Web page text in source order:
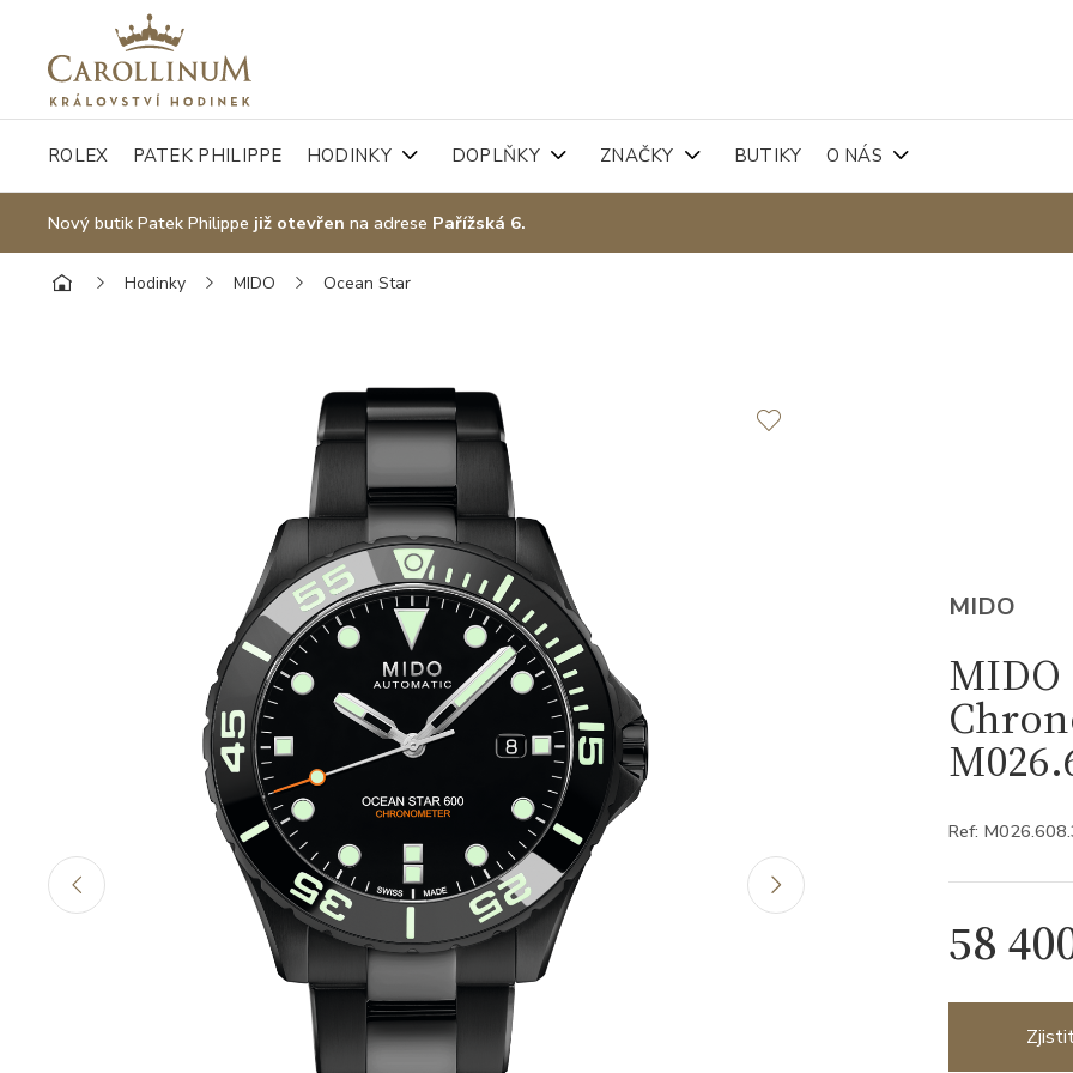
ROLEX PATEK PHILIPPE HODINKY DOPLŇKY ZNAČKY BUTIKY O NÁS
Nový butik Patek Philippe již otevřen na adrese Pařížská 6.
Hodinky MIDO Ocean Star
MIDO
MIDO
Ref:
58